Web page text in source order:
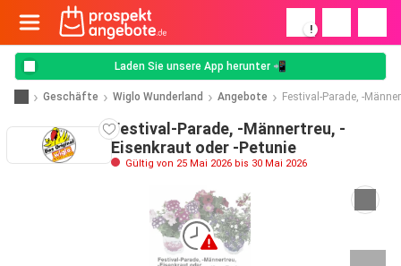
!
Laden Sie unsere App herunter 📲
Geschäfte Wiglo Wunderland Angebote Festival-Parade, -
Festival-Parade, -Männertreu, -
Eisenkraut oder -Petunie
Gültig von 25 Mai 2026 bis 30 Mai 2026